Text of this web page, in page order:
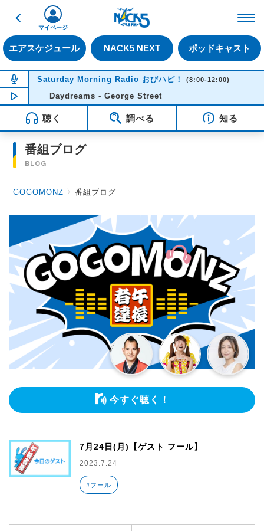
戻る
エアスケジュール NACK5 NEXT ポッドキャスト
マイページ
NOW ON AIR
Saturday Morning Radio おびハピ！ (8:00-12:00)
NOW PLAYING11:49
Daydreams - George Street
聴く 調べる 知る
番組ブログ
BLOG
GOGOMONZ 〉番組ブログ
今すぐ聴く！
7月24日(月)【ゲスト フール】
2023.7.24
#フール